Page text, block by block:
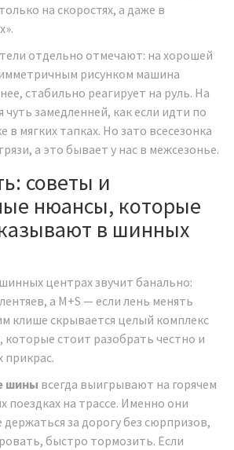
на скоростях, а даже в
отдельно отмечают: на хорошей
рисунком машина
стабильно реагирует на руль. На
чуть замедленней, как если идти по
мягких тапках. Но зато всесезонка
а это бывает у нас в межсезонье.
советы и
нюансы, которые
в шинных
центрах звучит банально:
а M+S — если лень менять
клише скрывается целый комплекс
стоит разобрать честно и
прикрас.
шины всегда выигрывают на горячем
поездках на трассе. Именно они
за дорогу без сюрпризов,
быстро тормозить. Если